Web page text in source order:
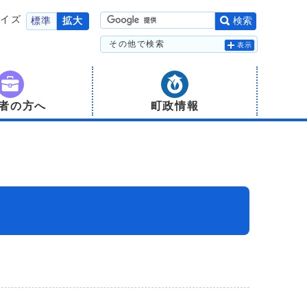
ズ 標準 拡大 検索
その他で検索 表示
の方へ 町政情報